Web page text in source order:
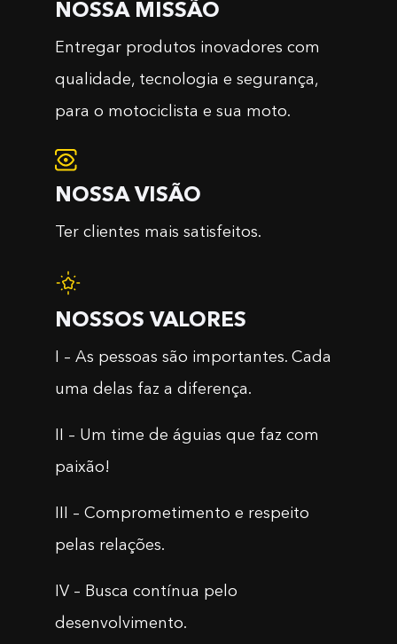
NOSSA MISSÃO
Entregar produtos inovadores com
qualidade, tecnologia e segurança,
para o motociclista e sua moto.
NOSSA VISÃO
Ter clientes mais satisfeitos.
NOSSOS VALORES
I – As pessoas são importantes. Cada
uma delas faz a diferença.
II – Um time de águias que faz com
paixão!
III – Comprometimento e respeito
pelas relações.
IV – Busca contínua pelo
desenvolvimento.